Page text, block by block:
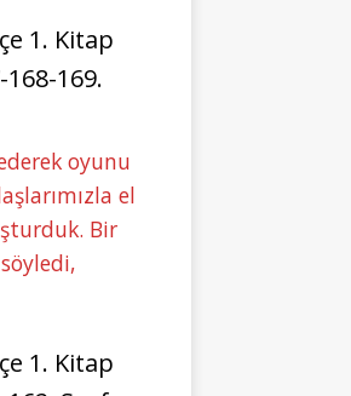
1. Kitap
169.
oyunu
el
Bir
1. Kitap